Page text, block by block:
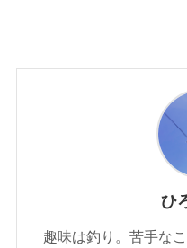
ひ
趣味は釣り。苦手な